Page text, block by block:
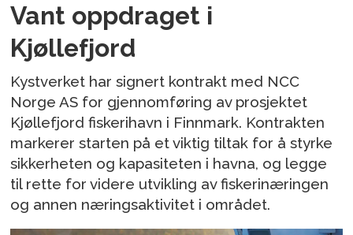
Vant oppdraget i
Kjøllefjord
Kystverket har signert kontrakt med NCC
Norge AS for gjennomføring av prosjektet
Kjøllefjord fiskerihavn i Finnmark. Kontrakten
markerer starten på et viktig tiltak for å styrke
sikkerheten og kapasiteten i havna, og legge
til rette for videre utvikling av fiskerinæringen
og annen næringsaktivitet i området.